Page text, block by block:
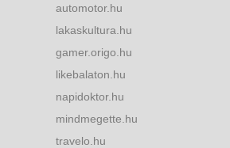
automotor.hu
lakaskultura.hu
gamer.origo.hu
likebalaton.hu
napidoktor.hu
mindmegette.hu
travelo.hu